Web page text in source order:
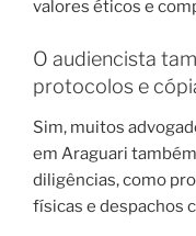
valores éticos e
O audiencista
protocolos e
Sim, muitos
em Araguari
diligências, como
físicas e despachos